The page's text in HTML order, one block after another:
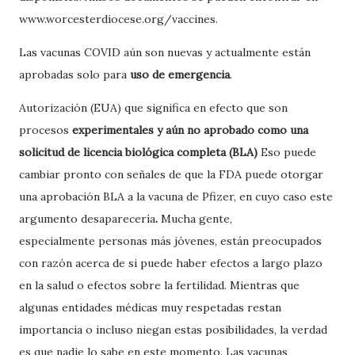
www.worcesterdiocese.org/vaccines.
Las vacunas COVID aún son nuevas y actualmente están
aprobadas solo para uso de emergencia.
Autorización (EUA) que significa en efecto que son
procesos experimentales y aún no aprobado como una
solicitud de licencia biológica completa (BLA) Eso puede
cambiar pronto con señales de que la FDA puede otorgar
una aprobación BLA a la vacuna de Pfizer, en cuyo caso este
argumento desaparecería. Mucha gente,
especialmente personas más jóvenes, están preocupados
con razón acerca de si puede haber efectos a largo plazo
en la salud o efectos sobre la fertilidad. Mientras que
algunas entidades médicas muy respetadas restan
importancia o incluso niegan estas posibilidades, la verdad
es que nadie lo sabe en este momento. Las vacunas